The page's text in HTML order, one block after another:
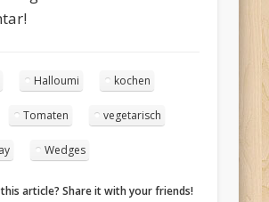
Halloumi kochen
Tomaten vegetarisch
Wedges
article? Share it with your friends!